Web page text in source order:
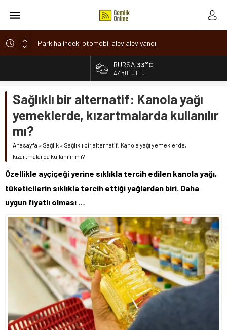
Park halindeki otomobil alev alev yandı
Osmangazi’de baharın müjdesi ‘Hıdırellez’ coşkuyla kutlandı
7 aylık hamileyken evden çıktı, sırra kadem bastı
Romanya’da Hıdırellez Coşkusu
13.779,39
DOLAR
47,7111
55,1881
BURSA 33°C
AZ BULUTLU
Sağlıklı bir alternatif: Kanola yağı
yemeklerde, kızartmalarda kullanılır
mı?
Anasayfa » Sağlık » Sağlıklı bir alternatif: Kanola yağı yemeklerde,
kızartmalarda kullanılır mı?
Özellikle ayçiçeği yerine sıklıkla tercih edilen kanola yağı,
tüketicilerin sıklıkla tercih ettiği yağlardan biri. Daha
uygun fiyatlı olması …